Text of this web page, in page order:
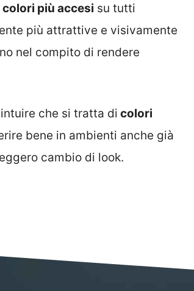
colori più accesi su tutti
più attrattive e visivamente
nel compito di rendere
che si tratta di colori
bene in ambienti anche già
cambio di look.